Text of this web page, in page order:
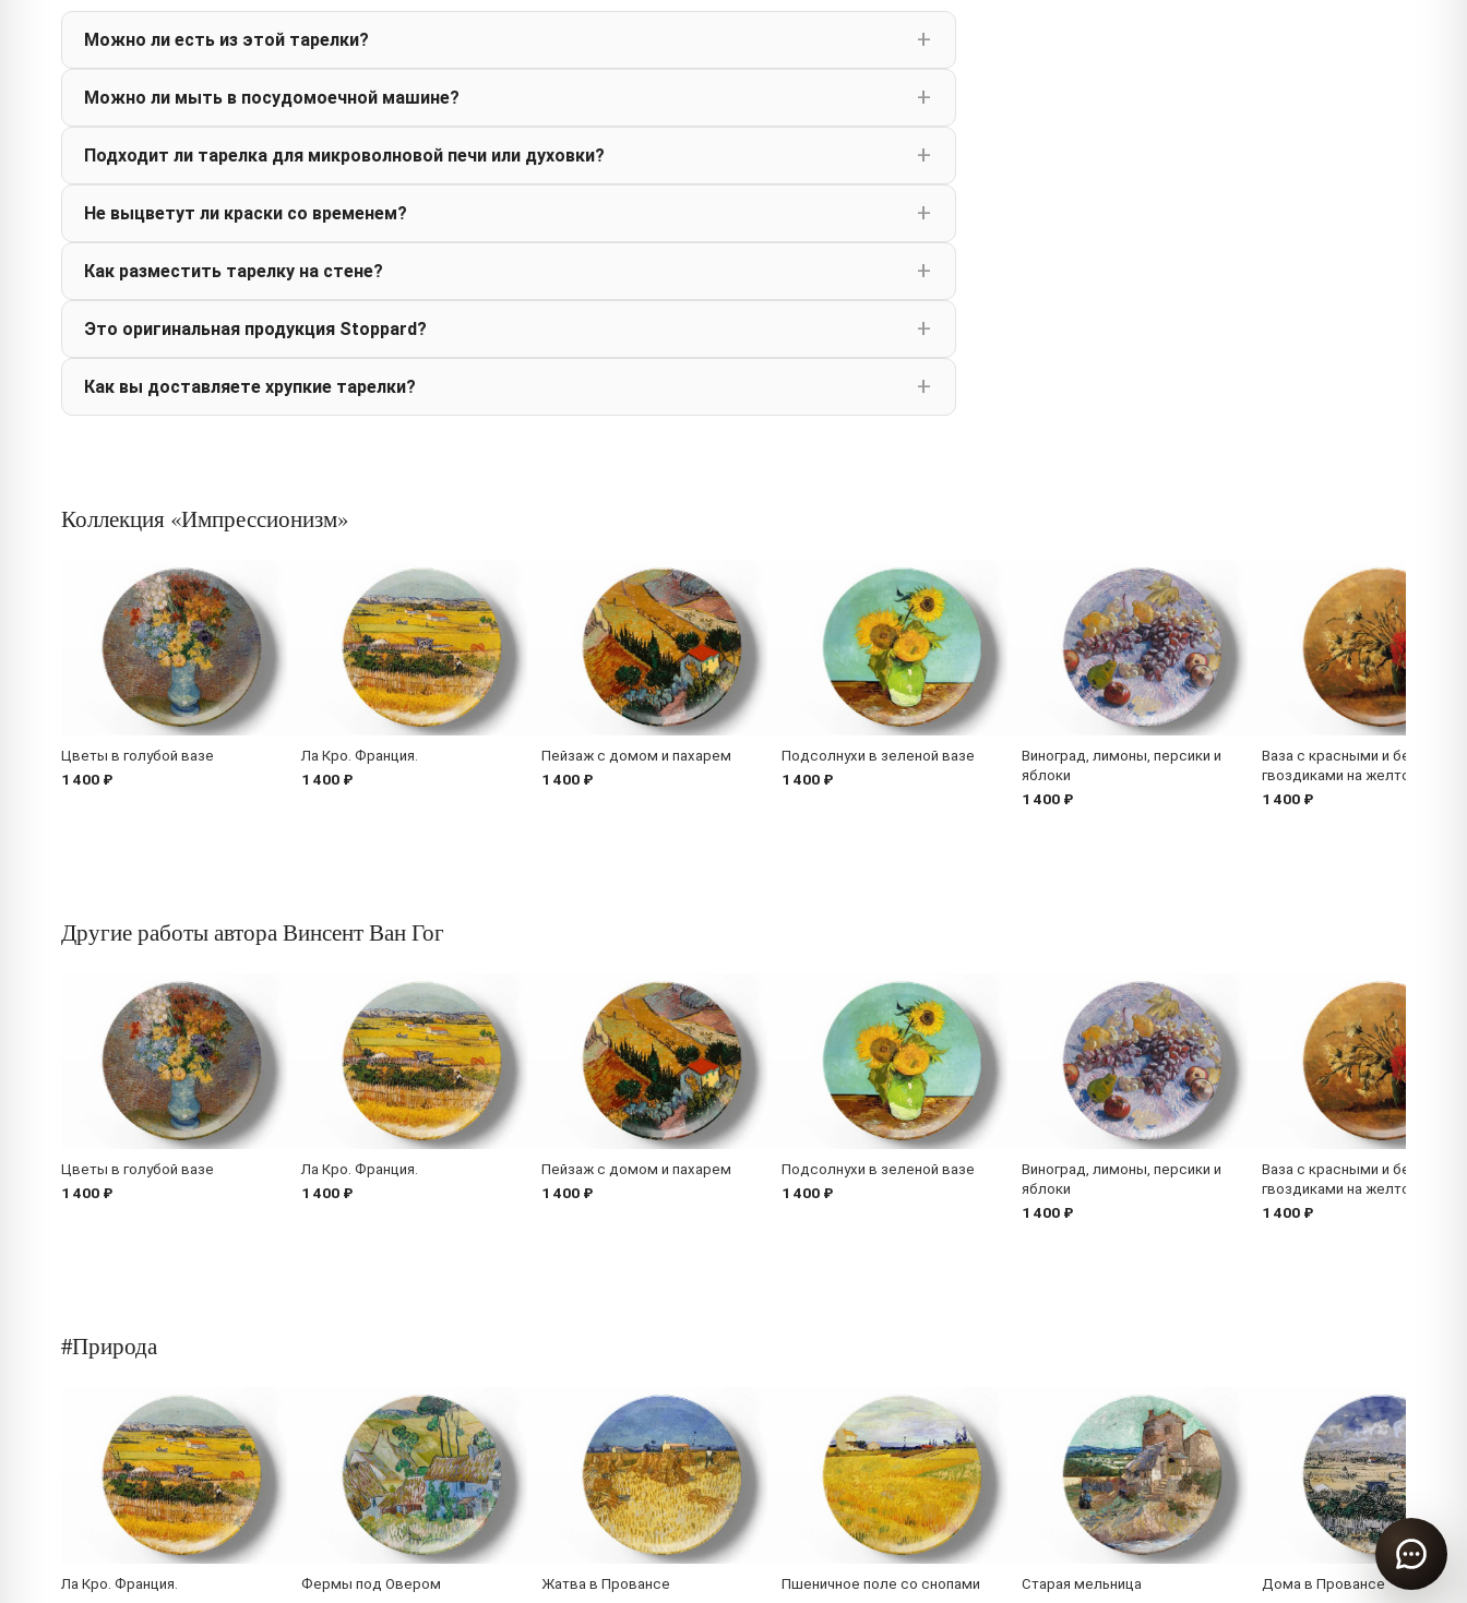
Можно ли есть из этой тарелки?
Можно ли мыть в посудомоечной машине?
Подходит ли тарелка для микроволновой печи или духовки?
Не выцветут ли краски со временем?
Как разместить тарелку на стене?
Это оригинальная продукция Stoppard?
Как вы доставляете хрупкие тарелки?
Коллекция «Импрессионизм»
Цветы в голубой вазе
1 400 ₽
Ла Кро. Франция.
1 400 ₽
Пейзаж с домом и пахарем
1 400 ₽
Подсолнухи в зеленой вазе
1 400 ₽
Виноград, лимоны, персики и
яблоки
1 400 ₽
Ваза с красными и белыми
гвоздиками на желтом фоне
1 400 ₽
Другие работы автора Винсент Ван Гог
Цветы в голубой вазе
1 400 ₽
Ла Кро. Франция.
1 400 ₽
Пейзаж с домом и пахарем
1 400 ₽
Подсолнухи в зеленой вазе
1 400 ₽
Виноград, лимоны, персики и
яблоки
1 400 ₽
Ваза с красными и белыми
гвоздиками на желтом фоне
1 400 ₽
#Природа
Ла Кро. Франция. Фермы под Овером Жатва в Провансе Пшеничное поле со снопами Старая мельница Дома в Провансе